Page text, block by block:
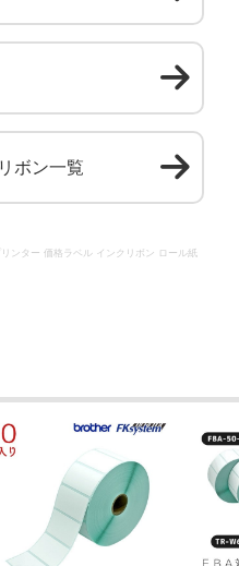
ボン一覧
ンター 価格ラベル インクリボン ロール紙